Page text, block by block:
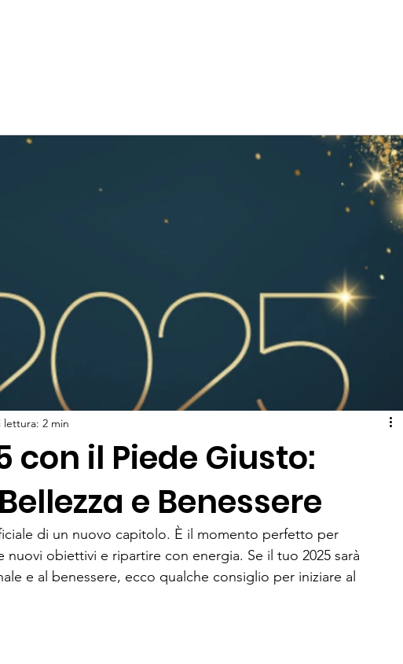
con il Piede Giusto:
e Benessere
lettura: 2 min
di un nuovo capitolo. È il momento perfetto per
nuovi obiettivi e ripartire con energia. Se il tuo 2025 sarà
e al benessere, ecco qualche consiglio per iniziare al